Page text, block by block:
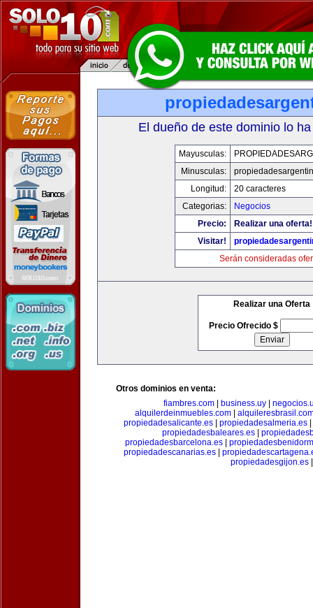
El dueño de este dominio lo
Mayusculas:
Minusculas:
Longitud:
20 caracteres
Categorias:
Negocios
Precio:
Realizar una oferta!
Visitar!
Serán consideradas
Realizar una Oferta
Precio Ofrecido $
Otros dominios en venta:
fiambres.com
business.uy
alquilerdeinmuebles.com|
propiedadesalicante.es| propiedadesalmeria.es|
propiedadesbaleares.es
propiedadesbarcelona.es
propiedadescanarias.es|
propiedadesgijon.es